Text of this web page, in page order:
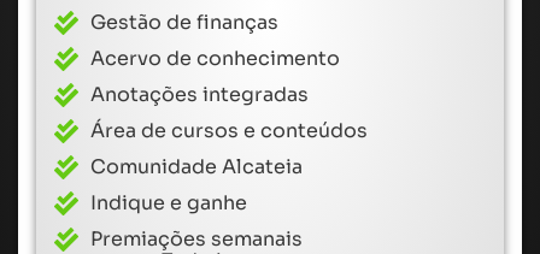
Gestão de finanças
Acervo de conhecimento
Anotações integradas
Área de cursos e conteúdos
Comunidade Alcateia
Indique e ganhe
Premiações semanais